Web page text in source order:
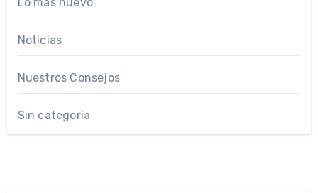
Lo mas nuevo
Noticias
Nuestros Consejos
Sin categoría